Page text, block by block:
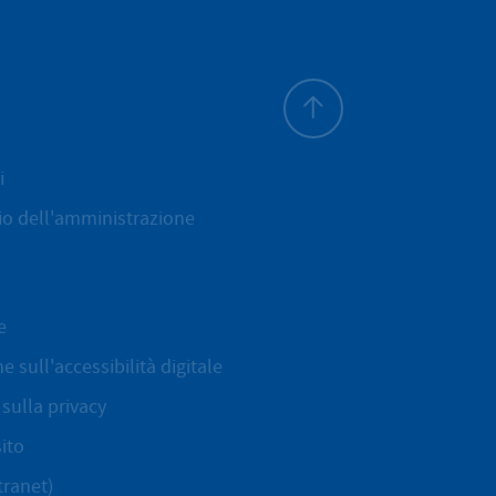
dell'amministrazione
sull'accessibilità digitale
privacy